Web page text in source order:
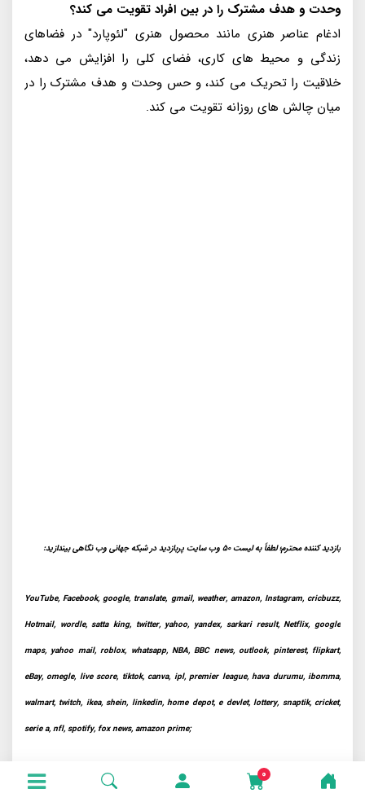
0
وحدت و هدف مشترک را در بین افراد تقویت می کند؟
ادغام عناصر هنری مانند محصول هنری "لئوپارد" در فضاهای
زندگی و محیط های کاری، فضای کلی را افزایش می دهد،
خلاقیت را تحریک می کند، و حس وحدت و هدف مشترک را در
میان چالش های روزانه تقویت می کند.
بازدید کننده محترم؛ لطفاً به لیست 50 وب سایت پربازدید در شبکه جهانی وب نگاهی بیندازید:
YouTube, Facebook, google, translate, gmail, weather, amazon, Instagram, cricbuzz,
Hotmail, wordle, satta king, twitter, yahoo, yandex, sarkari result, Netflix, google
maps, yahoo mail, roblox, whatsapp, NBA, BBC news, outlook, pinterest, flipkart,
eBay, omegle, live score, tiktok, canva, ipl, premier league, hava durumu, ibomma,
walmart, twitch, ikea, shein, linkedin, home depot, e devlet, lottery, snaptik, cricket,
serie a, nfl, spotify, fox news, amazon prime;
هیچ وب سایت مرتبط با انتشار کتاب یا مدیریت پروژه در این لیست وجود ندارد. ما سخت تلاش